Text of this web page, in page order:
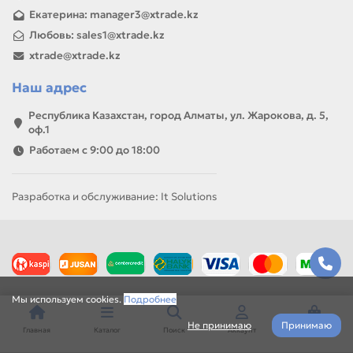
Мы используем cookies. Подробнее
Не принимаю Принимаю
Екатерина: manager3@xtrade.kz
Любовь: sales1@xtrade.kz
xtrade@xtrade.kz
Наш адрес
Республика Казахстан, город Алматы, ул. Жарокова, д. 5,
оф.1
Работаем с 9:00 до 18:00
Разработка и обслуживание: It Solutions
Главная Каталог Поиск Аккаунт Корзина